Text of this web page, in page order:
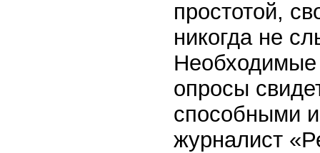
простотой,
никогда не
Необходимые
опросы
способными
журналист